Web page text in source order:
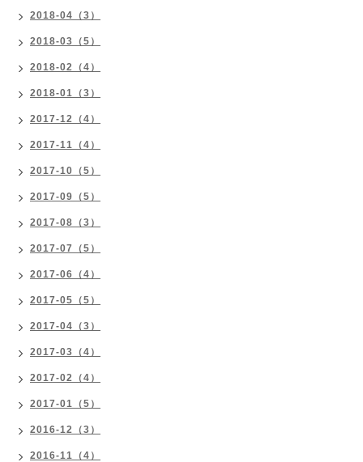
2018-04（3）
2018-03（5）
2018-02（4）
2018-01（3）
2017-12（4）
2017-11（4）
2017-10（5）
2017-09（5）
2017-08（3）
2017-07（5）
2017-06（4）
2017-05（5）
2017-04（3）
2017-03（4）
2017-02（4）
2017-01（5）
2016-12（3）
2016-11（4）